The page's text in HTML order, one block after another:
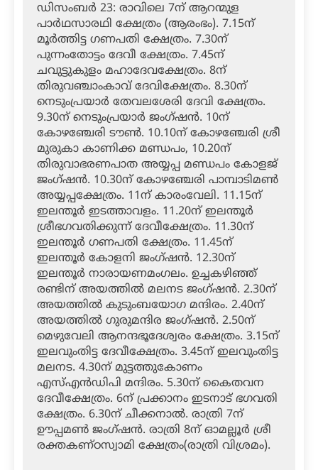
ഡിസംബര്‍ 23: രാവിലെ 7ന് ആറന്മുള
പാര്‍ഥസാരഥി ക്ഷേത്രം (ആരംഭം). 7.15ന്
മൂര്‍ത്തിട്ട ഗണപതി ക്ഷേത്രം. 7.30ന്
പുന്നംതോട്ടം ദേവീ ക്ഷേത്രം. 7.45ന്
ചവുട്ടുകുളം മഹാദേവക്ഷേത്രം. 8ന്
തിരുവഞ്ചാംകാവ് ദേവിക്ഷേത്രം. 8.30ന്
നെടുംപ്രയാര്‍ തേവലശേരി ദേവി ക്ഷേത്രം.
9.30ന് നെടുംപ്രയാര്‍ ജംഗ്ഷന്‍. 10ന്
കോഴഞ്ചേരി ടൗണ്‍. 10.10ന് കോഴഞ്ചേരി ശ്രീ
മുരുകാ കാണിക്ക മണ്ഡപം, 10.20ന്
തിരുവാഭരണപാത അയ്യപ്പ മണ്ഡപം കോളജ്
ജംഗ്ഷന്‍. 10.30ന് കോഴഞ്ചേരി പാമ്പാടിമണ്‍
അയ്യപ്പക്ഷേത്രം. 11ന് കാരംവേലി. 11.15ന്
ഇലന്തൂര്‍ ഇടത്താവളം. 11.20ന് ഇലന്തൂര്‍
ശ്രീഭഗവതിക്കുന്ന് ദേവീക്ഷേത്രം. 11.30ന്
ഇലന്തൂര്‍ ഗണപതി ക്ഷേത്രം. 11.45ന്
ഇലന്തൂര്‍ കോളനി ജംഗ്ഷന്‍. 12.30ന്
ഇലന്തൂര്‍ നാരായണമംഗലം. ഉച്ചകഴിഞ്ഞ്
രണ്ടിന് അയത്തില്‍ മലനട ജംഗ്ഷന്‍. 2.30ന്
അയത്തില്‍ കുടുംബയോഗ മന്ദിരം. 2.40ന്
അയത്തില്‍ ഗുരുമന്ദിര ജംഗ്ഷന്‍. 2.50ന്
മെഴുവേലി ആനന്ദഭൂദേശ്വരം ക്ഷേത്രം. 3.15ന്
ഇലവുംതിട്ട ദേവീക്ഷേത്രം. 3.45ന് ഇലവുംതിട്ട
മലനട. 4.30ന് മുട്ടത്തുകോണം
എസ്എന്‍ഡിപി മന്ദിരം. 5.30ന് കൈതവന
ദേവീക്ഷേത്രം. 6ന് പ്രക്കാനം ഇടനാട് ഭഗവതി
ക്ഷേത്രം. 6.30ന് ചീക്കനാല്‍. രാത്രി 7ന്
ഊപ്പമണ്‍ ജംഗ്ഷന്‍. രാത്രി 8ന് ഓമല്ലൂര്‍ ശ്രീ
രക്തകണ്ഠസ്വാമി ക്ഷേത്രം(രാത്രി വിശ്രമം).